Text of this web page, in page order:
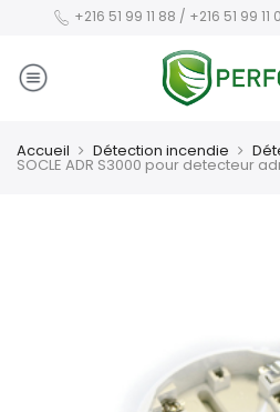
+216 51 99 11 88 / +216 51 99 11
Accueil Détection incendie
SOCLE ADR S3000 pour detecteur